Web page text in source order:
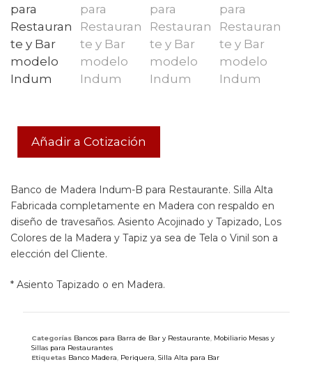
Añadir a Cotización
Banco de Madera Indum-B para Restaurante. Silla Alta
Fabricada completamente en Madera con respaldo en
diseño de travesaños. Asiento Acojinado y Tapizado, Los
Colores de la Madera y Tapiz ya sea de Tela o Vinil son a
elección del Cliente.
* Asiento Tapizado o en Madera.
Categorías Bancos para Barra de Bar y Restaurante
Mobiliario Mesas y
Sillas para Restaurantes
Etiquetas Banco Madera Periquera Silla Alta para Bar